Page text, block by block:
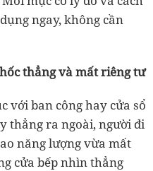
ngay, không cần
thẳng và mất riêng tư
với ban công hay cửa sổ
thẳng ra ngoài, người đi
năng lượng vừa mất
cửa bếp nhìn thẳng